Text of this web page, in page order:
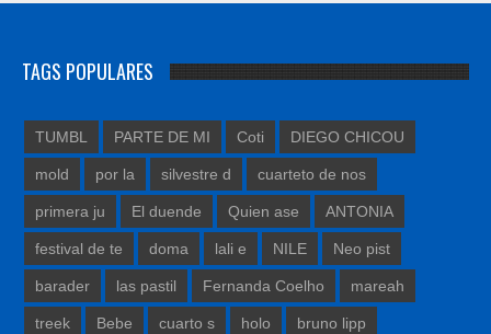
TAGS POPULARES
TUMBL PARTE DE MI Coti DIEGO CHICOU
mold por la silvestre d cuarteto de nos
primera ju El duende Quien ase ANTONIA
festival de te doma lali e NILE Neo pist
barader las pastil Fernanda Coelho mareah
treek Bebe cuarto s holo bruno lipp